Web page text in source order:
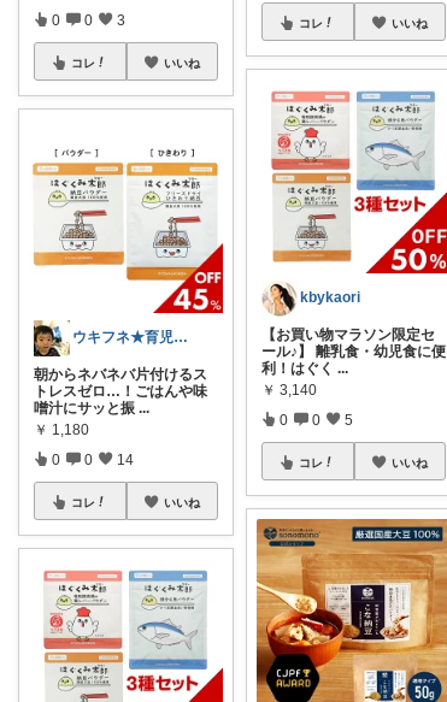
0 0 3
コレ いいね
ウキフネ★育児・子育てが楽になるアイテム
朝からネバネバ片付けるス
トレスゼロ…！ごはんや味
噌汁にサッと振 ...
￥ 1,180
0 0 14
コレ いいね
コレ いいね
kbykaori
【お買い物マラソン限定セ
ール♪】 離乳食・幼児食に便
利！はぐく ...
￥ 3,140
0 0 5
コレ いいね